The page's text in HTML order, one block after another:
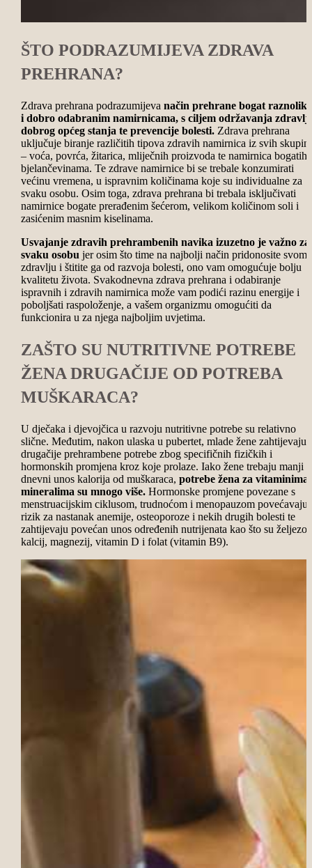
ŠTO PODRAZUMIJEVA ZDRAVA
PREHRANA?
Zdrava prehrana podrazumijeva način prehrane bogat
i dobro odabranim namirnicama, s ciljem održavanja
dobrog općeg stanja te prevencije bolesti.Zdrava prehrana
uključuje biranje različitih tipova zdravih namirnica iz svih
– voća, povrća, žitarica, mliječnih proizvoda te namirnica bogatih
bjelančevinama. Te zdrave namirnice bi se trebale konzumirati
većinu vremena, u ispravnim količinama koje su individualne za
svaku osobu. Osim toga, zdrava prehrana bi trebala isključivati
namirnice bogate prerađenim šećerom, velikom količinom soli i
zasićenim masnim kiselinama.
Usvajanje zdravih prehrambenih navika izuzetno je važno za
svaku osobu jer osim što time na najbolji način pridonosite svome
zdravlju i štitite ga od razvoja bolesti, ono vam omogućuje bolju
kvalitetu života. Svakodnevna zdrava prehrana i odabiranje
ispravnih i zdravih namirnica može vam podići razinu energije i
poboljšati raspoloženje, a vašem organizmu omogućiti da
funkcionira u za njega najboljim uvjetima.
ZAŠTO SU NUTRITIVNE POTREBE
ŽENA DRUGAČIJE OD POTREBA
MUŠKARACA?
U dječaka i djevojčica u razvoju nutritivne potrebe su relativno
slične. Međutim, nakon ulaska u pubertet, mlade žene zahtijevaju
drugačije prehrambene potrebe zbog specifičnih fizičkih i
hormonskih promjena kroz koje prolaze. Iako žene trebaju manji
dnevni unos kalorija od muškaraca, potrebe žena za vitaminima
mineralima su mnogo više.Hormonske promjene povezane s
menstruacijskim ciklusom, trudnoćom i menopauzom povećavaju
rizik za nastanak anemije, osteoporoze i nekih drugih bolesti te
zahtijevaju povećan unos određenih nutrijenata kao što su željezo,
kalcij, magnezij, vitamin D i folat (vitamin B9).